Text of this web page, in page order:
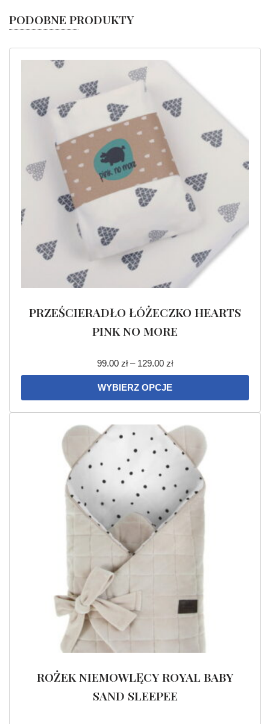
PODOBNE PRODUKTY
PRZEŚCIERADŁO ŁÓŻECZKO HEARTS
PINK NO MORE
99.00 zł – 129.00 zł
WYBIERZ OPCJE
ROŻEK NIEMOWLĘCY ROYAL BABY
SAND SLEEPEE